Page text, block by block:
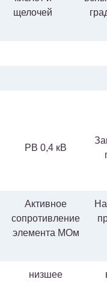
щелочей
РВ 0,4 кВ
Активное
сопротивление
элемента МОм
низшее